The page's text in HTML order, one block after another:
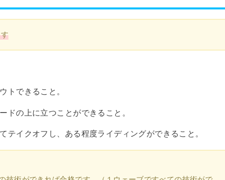
トできること。
ドの上に立つことができること。
テイクオフし、ある程度ライディングができること。